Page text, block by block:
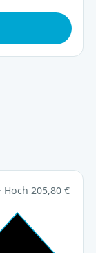
Hoch 205,80 €